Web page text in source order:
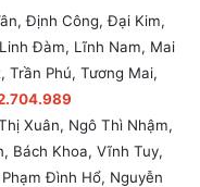
Định Công, Đại Kim,
Đàm, Lĩnh Nam, Mai
Trần Phú, Tương Mai,
Xuân, Ngô Thì Nhậm,
Bách Khoa, Vĩnh Tuy,
Đình Hổ, Nguyễn